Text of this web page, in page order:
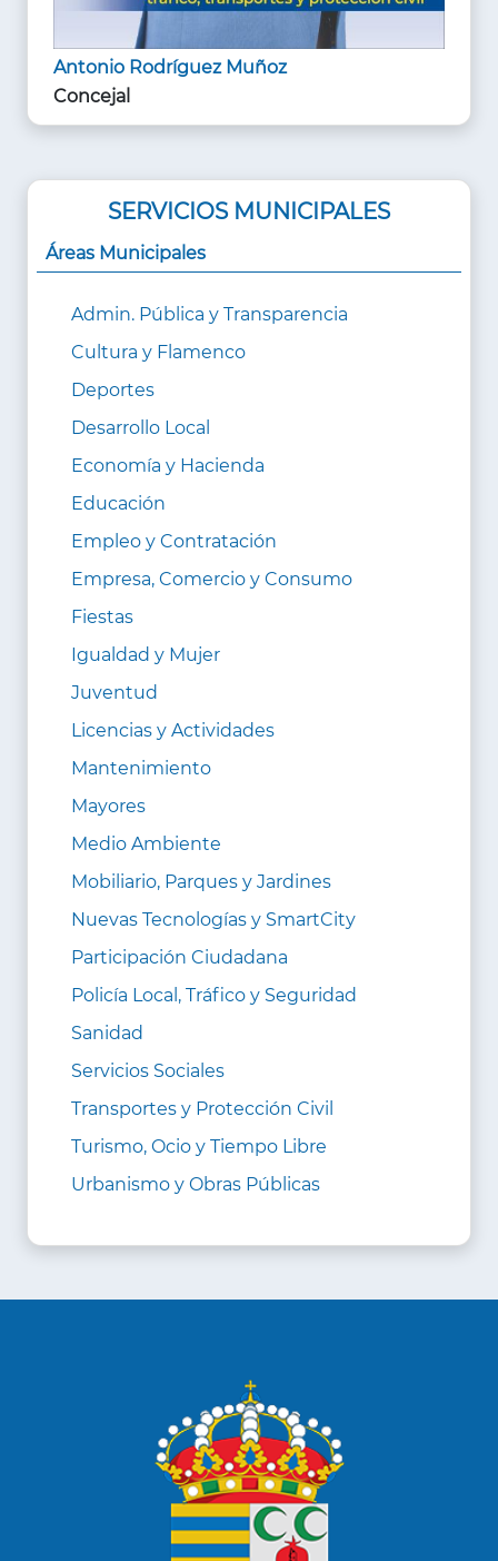
Antonio Rodríguez Muñoz
Concejal
SERVICIOS MUNICIPALES
Áreas Municipales
Admin. Pública y Transparencia
Cultura y Flamenco
Deportes
Desarrollo Local
Economía y Hacienda
Educación
Empleo y Contratación
Empresa, Comercio y Consumo
Fiestas
Igualdad y Mujer
Juventud
Licencias y Actividades
Mantenimiento
Mayores
Medio Ambiente
Mobiliario, Parques y Jardines
Nuevas Tecnologías y SmartCity
Participación Ciudadana
Policía Local, Tráfico y Seguridad
Sanidad
Servicios Sociales
Transportes y Protección Civil
Turismo, Ocio y Tiempo Libre
Urbanismo y Obras Públicas